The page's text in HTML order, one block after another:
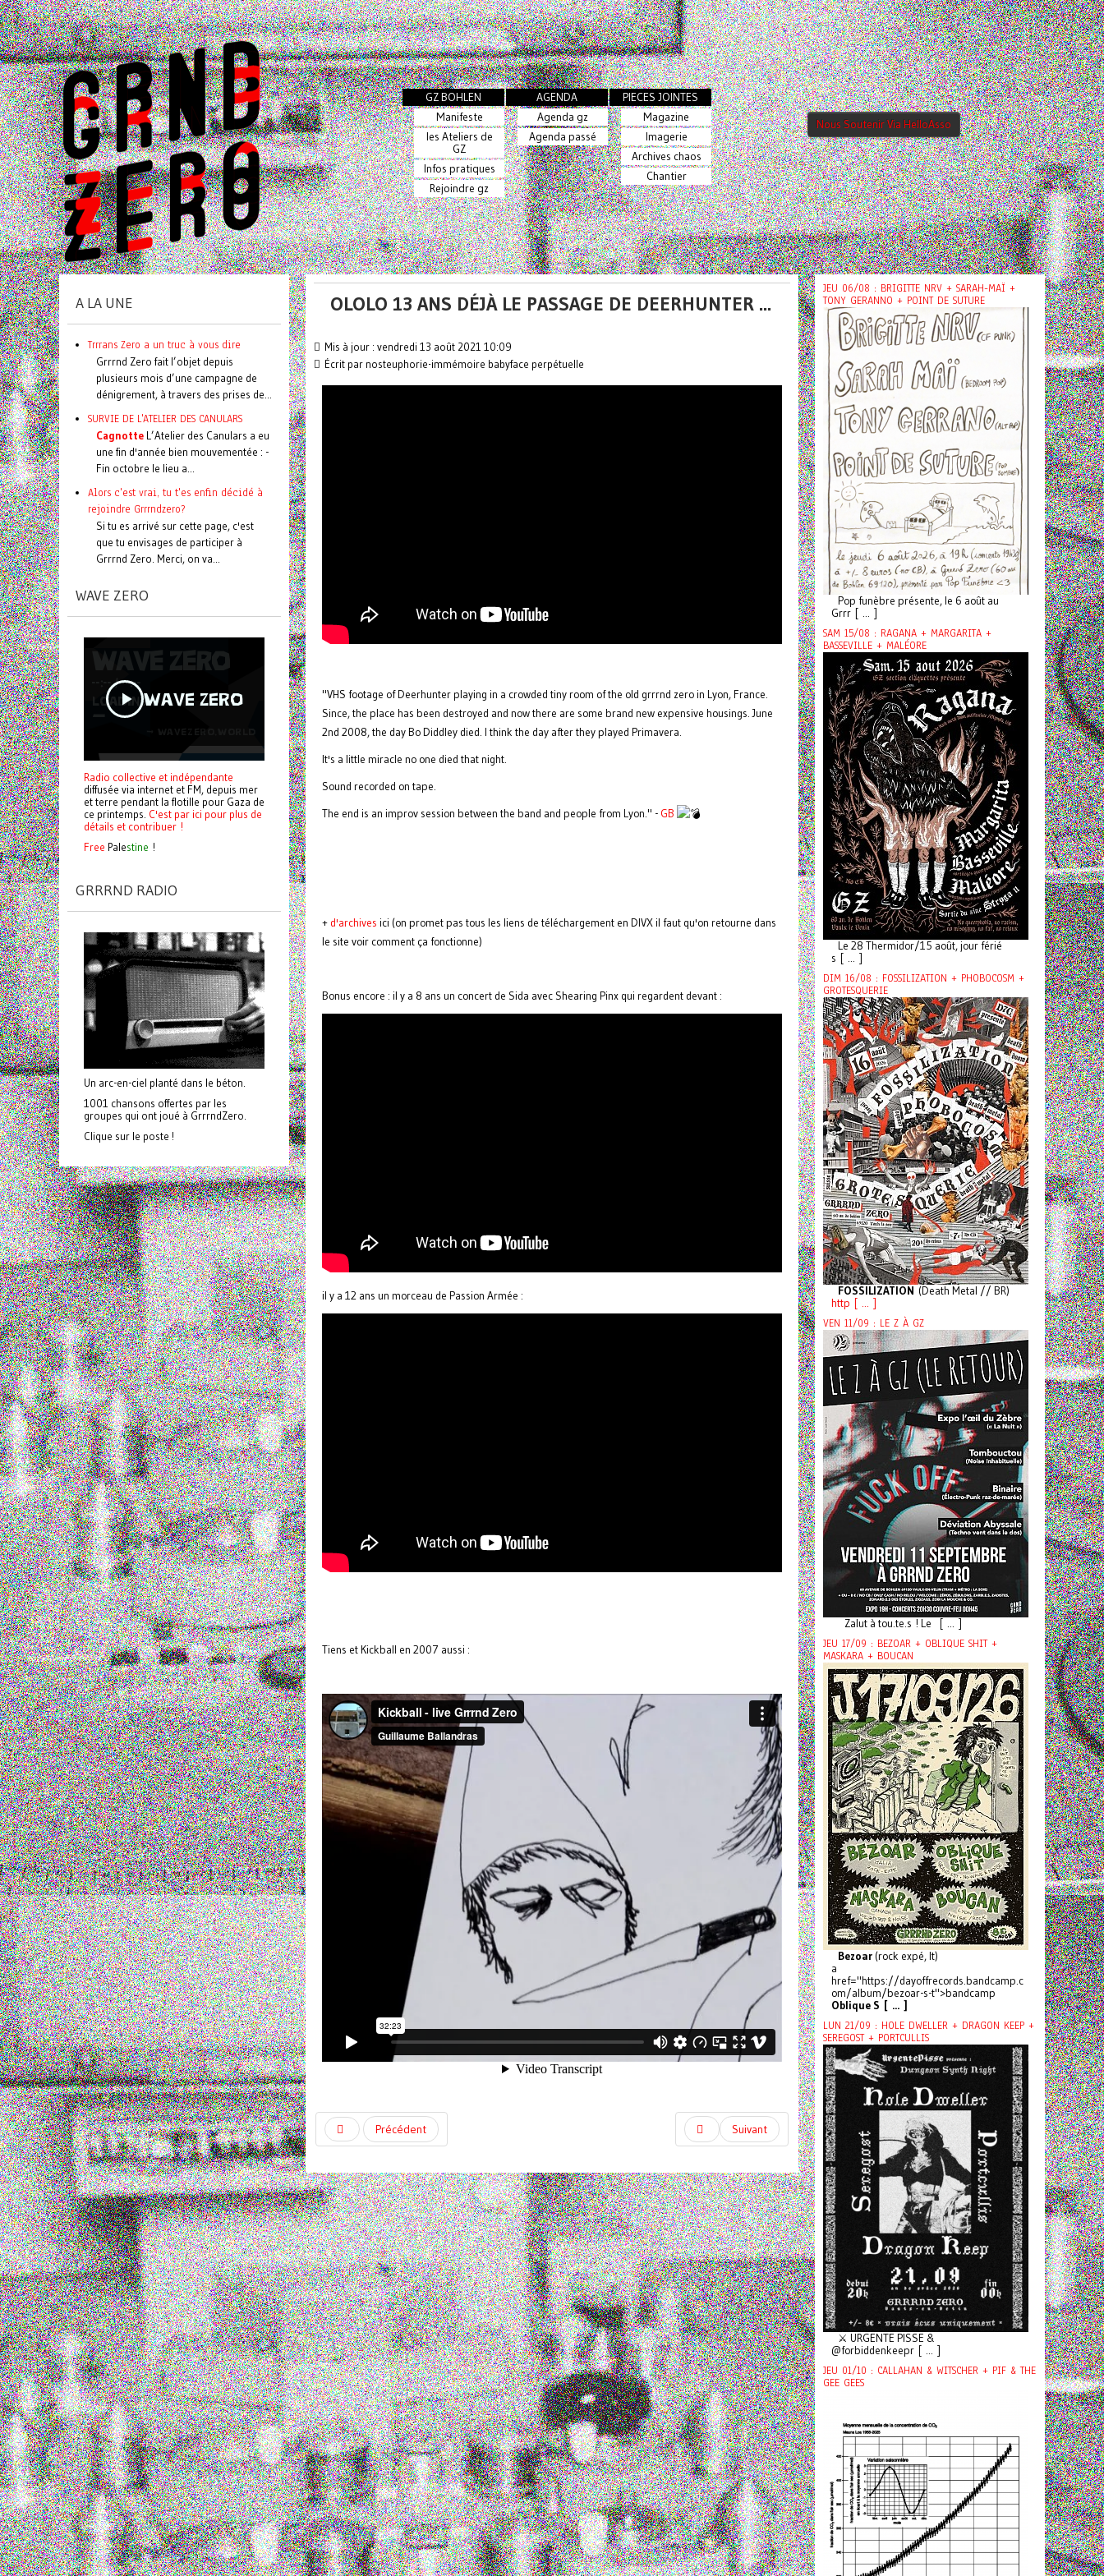
GZ BOHLEN
Manifeste
les Ateliers de
GZ
Infos pratiques
Rejoindre gz
AGENDA
Agenda gz
Agenda passé
PIECES JOINTES
Magazine
Imagerie
Archives chaos
Chantier
Nous Soutenir Via HelloAsso
OLOLO 13 ANS DÉJÀ LE PASSAGE DE DEERHUNTER ...
Mis à jour : vendredi 13 août 2021 10:09
Écrit par nosteuphorie-immémoire babyface perpétuelle
"VHS footage of Deerhunter playing in a crowded tiny room of the old grrrnd zero in Lyon, France.
Since, the place has been destroyed and now there are some brand new expensive housings. June
2nd 2008, the day Bo Diddley died. I think the day after they played Primavera.
It's a little miracle no one died that night.
Sound recorded on tape.
The end is an improv session between the band and people from Lyon." - GB
+ d'archives ici (on promet pas tous les liens de téléchargement en DIVX il faut qu'on retourne dans
le site voir comment ça fonctionne)
Bonus encore : il y a 8 ans un concert de Sida avec Shearing Pinx qui regardent devant :
il y a 12 ans un morceau de Passion Armée :
Tiens et Kickball en 2007 aussi :
Précédent Suivant
A LA UNE
Trrrans Zero a un truc à vous dire
Grrrnd Zero fait l’objet depuis
plusieurs mois d’une campagne de
dénigrement, à travers des prises de...
SURVIE DE L'ATELIER DES CANULARS
Cagnotte L’Atelier des Canulars a eu
une fin d'année bien mouvementée : -
Fin octobre le lieu a...
Alors c'est vrai, tu t'es enfin décidé à
rejoindre Grrrndzero?
Si tu es arrivé sur cette page, c'est
que tu envisages de participer à
Grrrnd Zero. Merci, on va...
WAVE ZERO
Radio collective et indépendante
diffusée via internet et FM, depuis mer
et terre pendant la flotille pour Gaza de
ce printemps. C'est par ici pour plus de
détails et contribuer !
Free Palestine !
GRRRND RADIO
Un arc-en-ciel planté dans le béton.
1001 chansons offertes par les
groupes qui ont joué à GrrrndZero.
Clique sur le poste !
JEU 06/08 : BRIGITTE NRV + SARAH-MAÏ +
TONY GERANNO + POINT DE SUTURE
Pop funèbre présente, le 6 août au
Grrr [ ... ]
SAM 15/08 : RAGANA + MARGARITA +
BASSEVILLE + MALÉORE
Le 28 Thermidor/15 août, jour férié
s [ ... ]
DIM 16/08 : FOSSILIZATION + PHOBOCOSM +
GROTESQUERIE
FOSSILIZATION (Death Metal // BR)
http [ ... ]
VEN 11/09 : LE Z À GZ
Zalut à tou.te.s ! Le [ ... ]
JEU 17/09 : BEZOAR + OBLIQUE SHIT +
MASKARA + BOUCAN
Bezoar (rock expé, It)
a
href="https://dayoffrecords.bandcamp.c
om/album/bezoar-s-t">bandcamp
Oblique S [ ... ]
LUN 21/09 : HOLE DWELLER + DRAGON KEEP +
SEREGOST + PORTCULLIS
⚔️ URGENTE PISSE &
@forbiddenkeepr [ ... ]
JEU 01/10 : CALLAHAN & WITSCHER + PIF & THE
GEE GEES